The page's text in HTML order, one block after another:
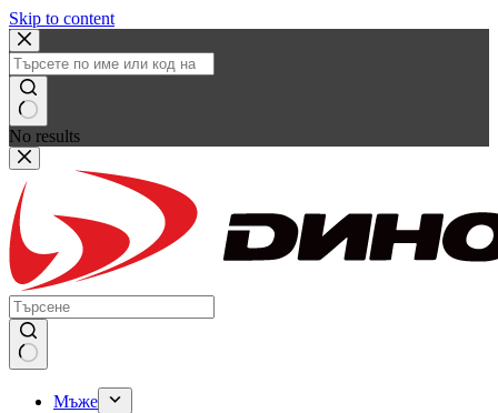
Skip to content
No results
Мъже